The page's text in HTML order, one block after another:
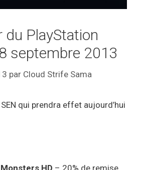
du PlayStation
septembre 2013
par Cloud Strife Sama
qui prendra effet aujourd’hui
HD – 20% de remise